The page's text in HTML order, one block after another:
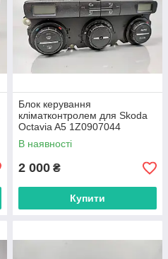
Блок керування
кліматконтролем для Skoda
Octavia A5 1Z0907044
В наявності
2 000 ₴
Купити